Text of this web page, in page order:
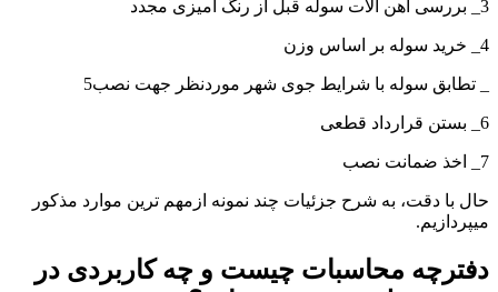
3_ بررسی آهن آلات سوله قبل از رنگ آمیزی مجدد
4_ خرید سوله بر اساس وزن
_ تطابق سوله با شرایط جوی شهر موردنظر جهت نصب5
6_ بستن قرارداد قطعی
7_ اخذ ضمانت نصب
حال با دقت، به شرح جزئیات چند نمونه ازمهم ترین موارد مذکور
میپردازیم.
دفترچه محاسبات چیست و چه کاربردی در